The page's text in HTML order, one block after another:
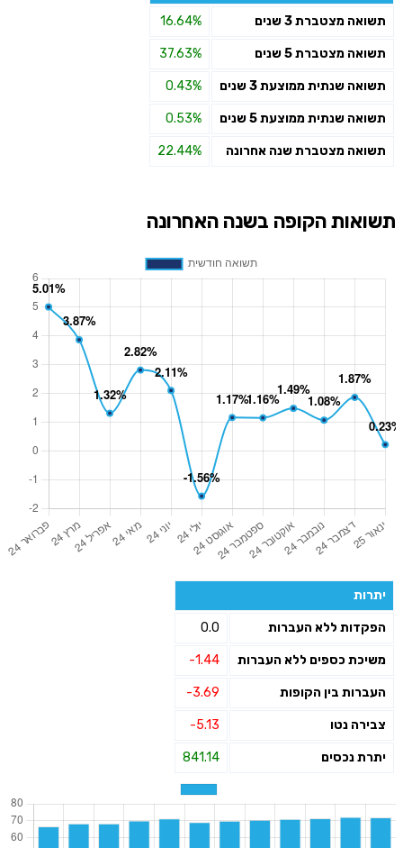
תשואה מצטברת 3 שנים 16.64%
תשואה מצטברת 5 שנים 37.63%
תשואה שנתית ממוצעת 3 שנים 0.43%
תשואה שנתית ממוצעת 5 שנים 0.53%
תשואה מצטברת שנה אחרונה 22.44%
תשואות הקופה בשנה האחרונה
יתרות
הפקדות ללא העברות 0.0
משיכת כספים ללא העברות -1.44
העברות בין הקופות -3.69
צבירה נטו -5.13
יתרת נכסים 841.14